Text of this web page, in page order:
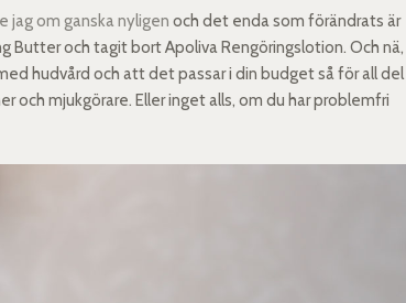
jag om ganska nyligen och det enda som förändrats är
Butter och tagit bort Apoliva Rengöringslotion. Och nä,
hudvård och att det passar i din budget så för all del
och mjukgörare. Eller inget alls, om du har problemfri